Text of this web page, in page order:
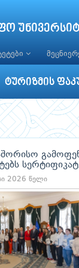
ტურიზმის
2026 წელი